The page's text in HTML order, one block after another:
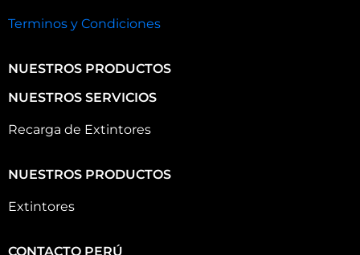
Terminos y Condiciones
NUESTROS PRODUCTOS
NUESTROS SERVICIOS
Recarga de Extintores
NUESTROS PRODUCTOS
Extintores
CONTACTO PERÚ